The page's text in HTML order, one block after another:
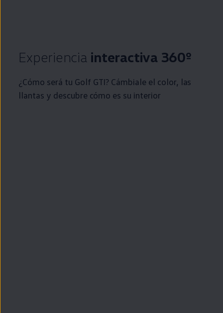
Experiencia interactiva 360º
¿Cómo será tu Golf GTI? Cámbiale el color, las
llantas y descubre cómo es su interior